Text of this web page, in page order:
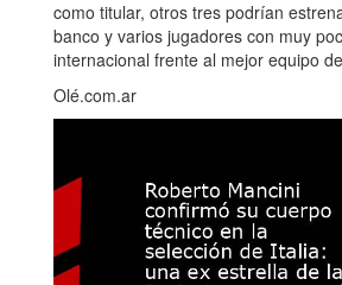
como titular, otros tres podrían
banco y varios jugadores con muy
internacional frente al mejor equipo
Olé.com.ar